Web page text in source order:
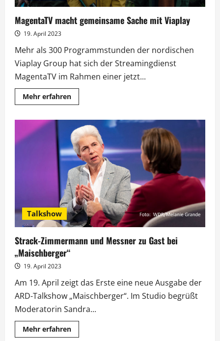
MagentaTV macht gemeinsame Sache mit Viaplay
19. April 2023
Mehr als 300 Programmstunden der nordischen
Viaplay Group hat sich der Streamingdienst
MagentaTV im Rahmen einer jetzt...
Mehr erfahrenMehr
Informationen
macht
gemeinsame
Sache
mit
Viaplay
Talkshow
Strack-Zimmermann und Messner zu Gast bei
„Maischberger“
19. April 2023
Am 19. April zeigt das Erste eine neue Ausgabe der
ARD-Talkshow „Maischberger“. Im Studio begrüßt
Moderatorin Sandra...
Mehr erfahrenMehr
Informationen